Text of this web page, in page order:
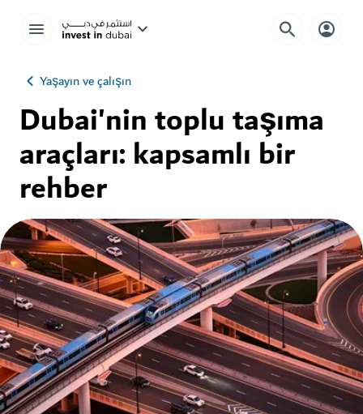
Yaşayın ve çalışın
Dubai'nin toplu taşıma
araçları: kapsamlı bir
rehber